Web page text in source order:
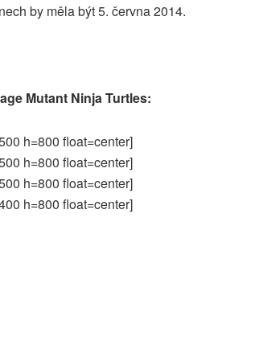
by měla být 5. června 2014.
Mutant Ninja Turtles:
h=800 float=center]
h=800 float=center]
h=800 float=center]
h=800 float=center]